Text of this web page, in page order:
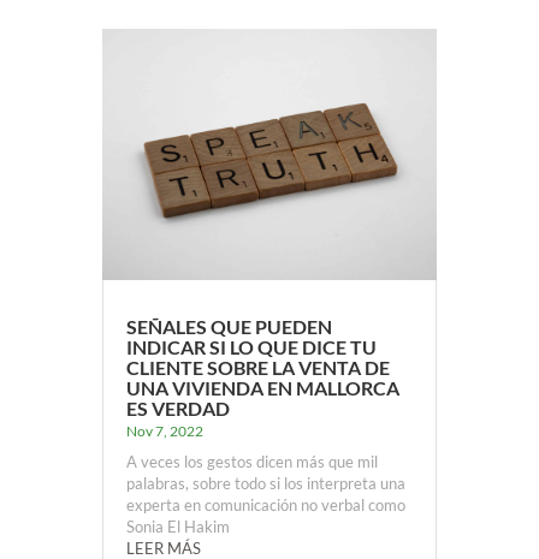
SEÑALES QUE PUEDEN
INDICAR SI LO QUE DICE TU
CLIENTE SOBRE LA VENTA DE
UNA VIVIENDA EN MALLORCA
ES VERDAD
Nov 7, 2022
A veces los gestos dicen más que mil
palabras, sobre todo si los interpreta una
experta en comunicación no verbal como
Sonia El Hakim
LEER MÁS